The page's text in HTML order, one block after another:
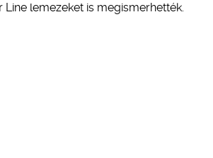
lemezeket is megismerhették.